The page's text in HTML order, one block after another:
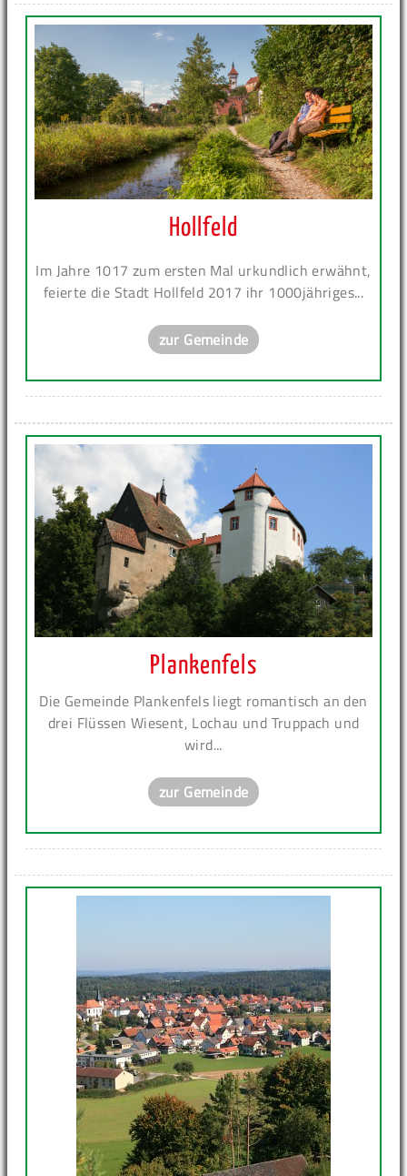
Hollfeld
Im Jahre 1017 zum ersten Mal urkundlich erwähnt,
feierte die Stadt Hollfeld 2017 ihr 1000jähriges...
zur Gemeinde
Plankenfels
Die Gemeinde Plankenfels liegt romantisch an den
drei Flüssen Wiesent, Lochau und Truppach und
wird...
zur Gemeinde